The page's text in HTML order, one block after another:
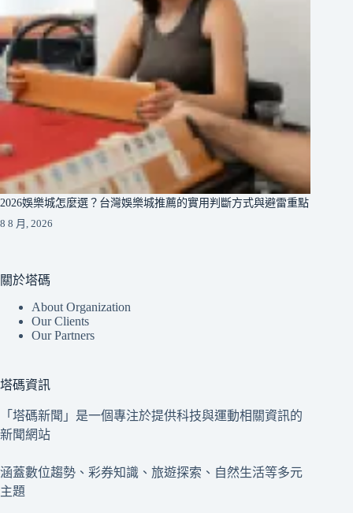
2026娛樂城怎麼選？台灣娛樂城推薦的實用判斷方式與避雷重點
8 8 月, 2026
關於塔碼
About Organization
Our Clients
Our Partners
塔碼資訊
「塔碼新聞」是一個專注於提供科技與運動相關資訊的
新聞網站
涵蓋數位趨勢、彩券知識、旅遊探索、自然生活等多元
主題